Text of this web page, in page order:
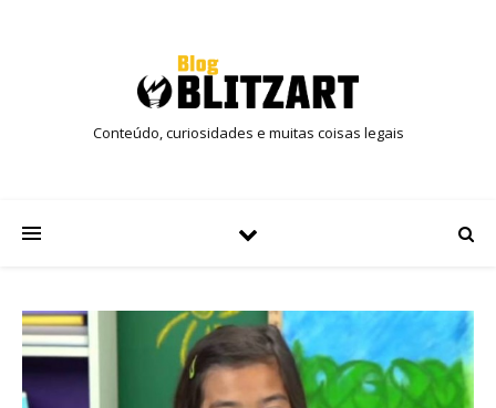
Conteúdo, curiosidades e muitas coisas legais